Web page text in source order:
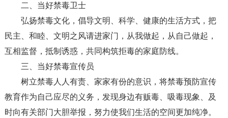
二、当好禁毒卫士
弘扬禁毒文化，倡导文明、科学、健康的生活方式，把
民主、和睦、文明之风请进家门，从我做起，从自己做起，
互相监督，抵制诱惑，共同构筑拒毒的家庭防线。
三、当好禁毒宣传员
树立禁毒人人有责、家家有份的意识，将禁毒预防宣传
教育作为自己应尽的义务，发现身边有贩毒、吸毒现象、及
时向有关部门大胆举报，努力使我们生活的空间更加纯净。